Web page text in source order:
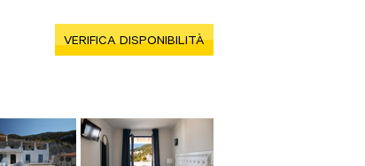
VERIFICA DISPONIBILITÀ